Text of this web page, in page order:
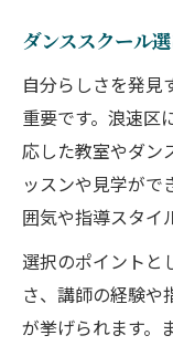
共通の
グルー
ダンス
ダンス
ィ
初心者が安
ダンス
ト
未経験
ダンススクール
自分らしさを発見
重要です。浪速区
応した教室やダン
ッスンや見学がで
囲気や指導スタイ
選択のポイントと
さ、講師の経験や
が挙げられます。